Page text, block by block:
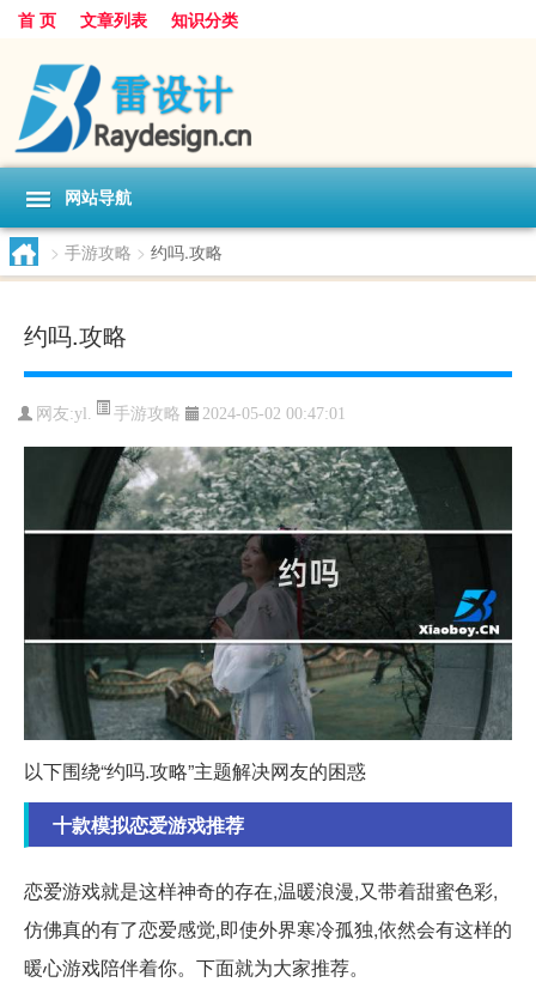
首 页 文章列表 知识分类
网站导航
> 手游攻略 > 约吗.攻略
约吗.攻略
网友:yl. 手游攻略 2024-05-02 00:47:01
以下围绕“约吗.攻略”主题解决网友的困惑
十款模拟恋爱游戏推荐
恋爱游戏就是这样神奇的存在,温暖浪漫,又带着甜蜜色彩,
仿佛真的有了恋爱感觉,即使外界寒冷孤独,依然会有这样的
暖心游戏陪伴着你。下面就为大家推荐。